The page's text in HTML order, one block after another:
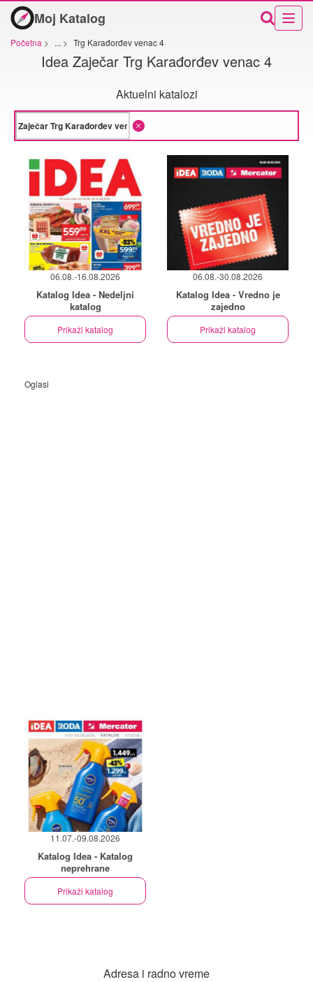
Moj Katalog
Početna > ... > Trg Karađorđev venac 4
Idea Zaječar Trg Karađorđev venac 4
Aktuelni katalozi
06.08.-16.08.2026
Katalog Idea - Nedeljni
katalog
Prikaži katalog
06.08.-30.08.2026
Katalog Idea - Vredno je
zajedno
Prikaži katalog
Oglasi
11.07.-09.08.2026
Katalog Idea - Katalog
neprehrane
Prikaži katalog
Adresa i radno vreme